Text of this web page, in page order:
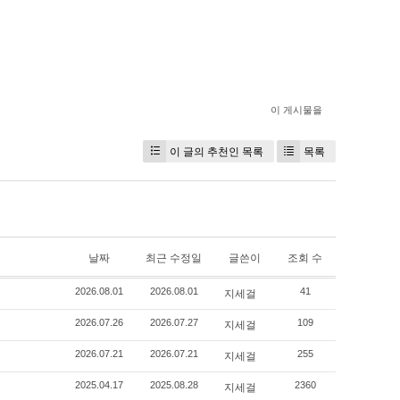
이 게시물을
이 글의 추천인 목록 목록
날짜 최근 수정일 글쓴이 조회 수
2026.08.01 2026.08.01 지세걸 41
2026.07.26 2026.07.27 지세걸 109
2026.07.21 2026.07.21 지세걸 255
2025.04.17 2025.08.28 지세걸 2360